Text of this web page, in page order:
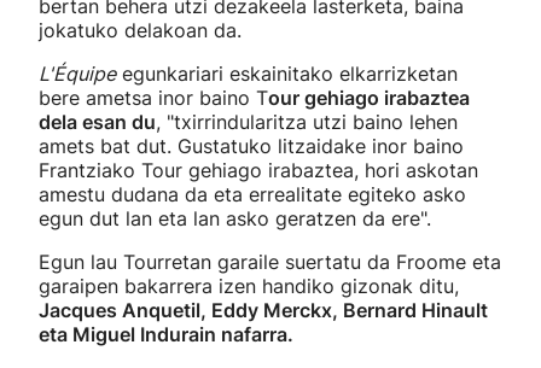
bertan behera utzi dezakeela lasterketa, baina
jokatuko delakoan da.
L'Équipeegunkariari eskainitako elkarrizketan
bere ametsa inor baino Tour gehiago irabaztea
dela esan du, "txirrindularitza utzi baino lehen
amets bat dut. Gustatuko litzaidake inor baino
Frantziako Tour gehiago irabaztea, hori askotan
amestu dudana da eta errealitate egiteko asko
egun dut lan eta lan asko geratzen da ere".
Egun lau Tourretan garaile suertatu da Froome eta
garaipen bakarrera izen handiko gizonak ditu,
Jacques Anquetil, Eddy Merckx, Bernard Hinault
eta Miguel Indurain nafarra.